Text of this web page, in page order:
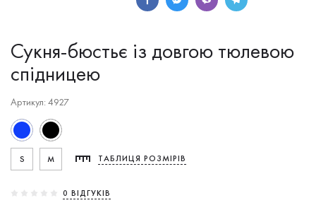
Сукня-бюстьє із довгою тюлевою
спідницею
Артикул: 4927
S M ТАБЛИЦЯ РОЗМІРІВ
0 ВIДГУКIВ